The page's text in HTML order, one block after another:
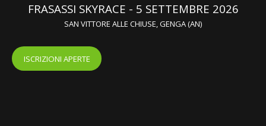
FRASASSI SKYRACE - 5 SETTEMBRE 2026
SAN VITTORE ALLE CHIUSE, GENGA (AN)
ISCRIZIONI APERTE